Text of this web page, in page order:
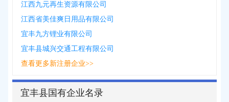
江西九元再生资源有限公司
江西省美佳爽日用品有限公司
宜丰九方锂业有限公司
宜丰县城兴交通工程有限公司
查看更多新注册企业>>
宜丰县国有企业名录